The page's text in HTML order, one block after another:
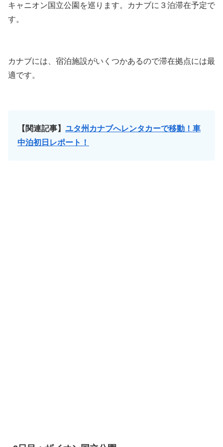
キャニオン国立公園を巡ります。カナブに３泊滞在予定で
す。
カナブには、宿泊施設がいくつかあるので滞在拠点には最
適です。
【関連記事】 ユタ州カナブへレンタカーで移動！車
中泊初日レポート！